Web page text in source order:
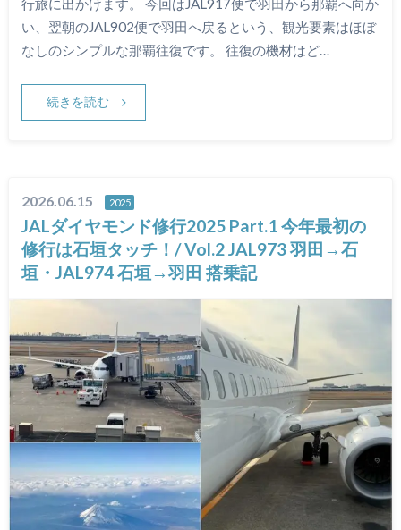
行旅に出かけます。 今回はJAL917便で羽田から那覇へ向か
い、翌朝のJAL902便で羽田へ戻るという、観光要素はほぼ
なしのシンプルな那覇往復です。 往復の機材はど…
続きを読む
2026.06.15 2025
JALダイヤモンド修行2025 Part.1 今年最初の
修行は石垣タッチ！/ Vol.2 JAL973 羽田→石
垣・JAL974 石垣→羽田 搭乗記